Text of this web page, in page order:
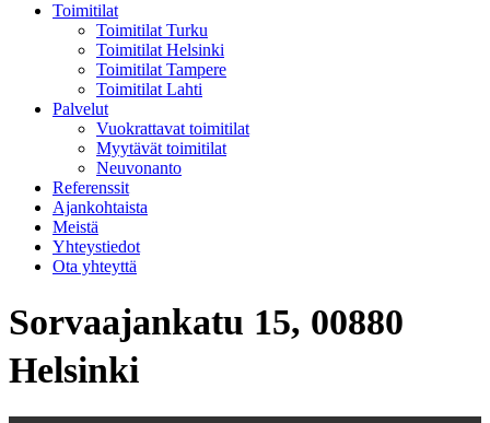
Toimitilat
Toimitilat Turku
Toimitilat Helsinki
Toimitilat Tampere
Toimitilat Lahti
Palvelut
Vuokrattavat toimitilat
Myytävät toimitilat
Neuvonanto
Referenssit
Ajankohtaista
Meistä
Yhteystiedot
Ota yhteyttä
Sorvaajankatu 15, 00880
Helsinki